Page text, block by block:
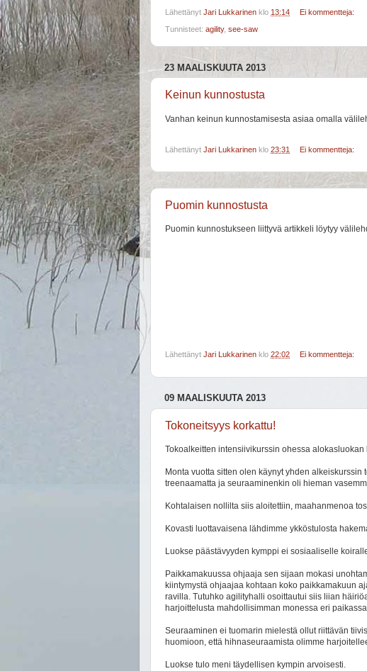
Lähettänyt Jari Lukkarinen klo 13:14 Ei kommentteja:
Tunnisteet: agility, see-saw
23 MAALISKUUTA 2013
Keinun kunnostusta
Vanhan keinun kunnostamisesta asiaa omalla
Lähettänyt Jari Lukkarinen klo 23:31 Ei kommentteja:
Puomin kunnostusta
Puomin kunnostukseen liittyvä artikkeli löytyy
Lähettänyt Jari Lukkarinen klo 22:02 Ei kommentteja:
09 MAALISKUUTA 2013
Tokoneitsyys korkattu!
Tokoalkeitten intensiivikurssin ohessa
Monta vuotta sitten olen käynyt yhden
treenaamatta ja seuraaminenkin oli hieman
Kohtalaisen nollilta siis aloitettiin, maahanmenoa
Kovasti luottavaisena lähdimme ykköstulosta
Luokse päästävyyden kymppi ei sosiaaliselle
Paikkamakuussa ohjaaja sen sijaan mokasi
kiintymystä ohjaajaa kohtaan koko paikkamakuun
ravilla. Tutuhko agilityhalli osoittautui siis liian
harjoittelusta mahdollisimman monessa eri
Seuraaminen ei tuomarin mielestä ollut riittävän
huomioon, että hihnaseuraamista olimme
Luokse tulo meni täydellisen kympin arvoisesti.